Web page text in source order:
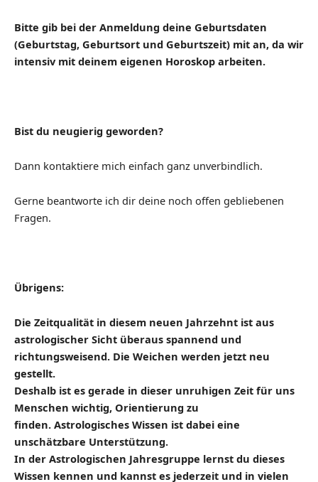
Bitte gib bei der Anmeldung deine Geburtsdaten
(Geburtstag, Geburtsort und Geburtszeit) mit an, da wir
intensiv mit deinem eigenen Horoskop arbeiten.
Bist du neugierig geworden?
Dann kontaktiere mich einfach ganz unverbindlich.
Gerne beantworte ich dir deine noch offen gebliebenen
Fragen.
Übrigens:
Die Zeitqualität in diesem neuen Jahrzehnt ist aus
astrologischer Sicht überaus spannend und
richtungsweisend. Die Weichen werden jetzt neu
gestellt.
Deshalb ist es gerade in dieser unruhigen Zeit für uns
Menschen wichtig, Orientierung zu
finden. Astrologisches Wissen ist dabei eine
unschätzbare Unterstützung.
In der Astrologischen Jahresgruppe lernst du dieses
Wissen kennen und kannst es jederzeit und in vielen